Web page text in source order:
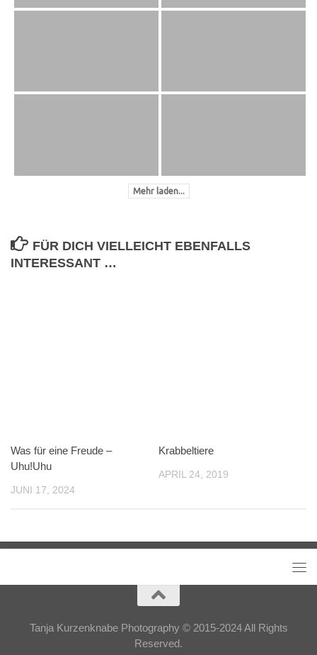
Mehr laden...
FÜR DICH VIELLEICHT EBENFALLS
INTERESSANT …
Was für eine Freude –
Uhu!Uhu
JUNI 17, 2024
Krabbeltiere
APRIL 24, 2019
Tanja Kurzenknabe Photography © 2015-2024 All Rights
Reserved.